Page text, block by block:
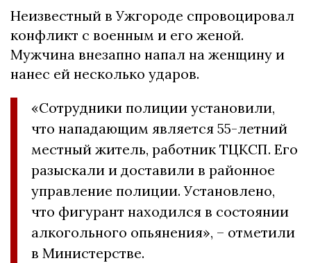
Неизвестный в Ужгороде спровоцировал
конфликт с военным и его женой.
Мужчина внезапно напал на женщину и
нанес ей несколько ударов.
«Сотрудники полиции установили,
что нападающим является 55-летний
местный житель, работник ТЦКСП. Его
разыскали и доставили в районное
управление полиции. Установлено,
что фигурант находился в состоянии
алкогольного опьянения», – отметили
в Министерстве.